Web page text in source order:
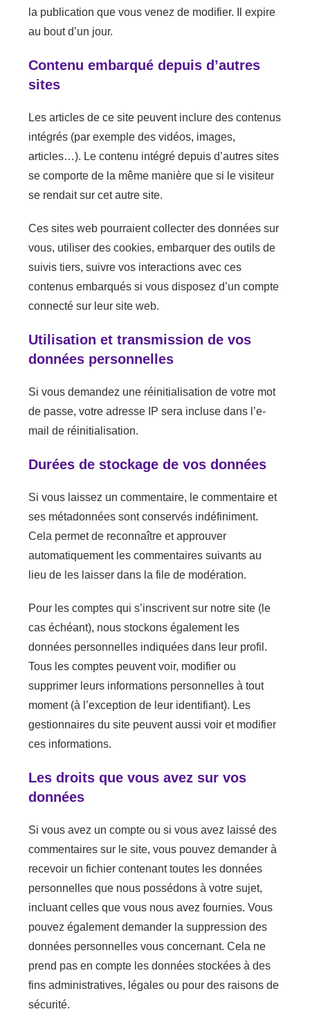
la publication que vous venez de modifier. Il expire
au bout d’un jour.
Contenu embarqué depuis d’autres
sites
Les articles de ce site peuvent inclure des contenus
intégrés (par exemple des vidéos, images,
articles…). Le contenu intégré depuis d’autres sites
se comporte de la même manière que si le visiteur
se rendait sur cet autre site.
Ces sites web pourraient collecter des données sur
vous, utiliser des cookies, embarquer des outils de
suivis tiers, suivre vos interactions avec ces
contenus embarqués si vous disposez d’un compte
connecté sur leur site web.
Utilisation et transmission de vos
données personnelles
Si vous demandez une réinitialisation de votre mot
de passe, votre adresse IP sera incluse dans l’e-
mail de réinitialisation.
Durées de stockage de vos données
Si vous laissez un commentaire, le commentaire et
ses métadonnées sont conservés indéfiniment.
Cela permet de reconnaître et approuver
automatiquement les commentaires suivants au
lieu de les laisser dans la file de modération.
Pour les comptes qui s’inscrivent sur notre site (le
cas échéant), nous stockons également les
données personnelles indiquées dans leur profil.
Tous les comptes peuvent voir, modifier ou
supprimer leurs informations personnelles à tout
moment (à l’exception de leur identifiant). Les
gestionnaires du site peuvent aussi voir et modifier
ces informations.
Les droits que vous avez sur vos
données
Si vous avez un compte ou si vous avez laissé des
commentaires sur le site, vous pouvez demander à
recevoir un fichier contenant toutes les données
personnelles que nous possédons à votre sujet,
incluant celles que vous nous avez fournies. Vous
pouvez également demander la suppression des
données personnelles vous concernant. Cela ne
prend pas en compte les données stockées à des
fins administratives, légales ou pour des raisons de
sécurité.